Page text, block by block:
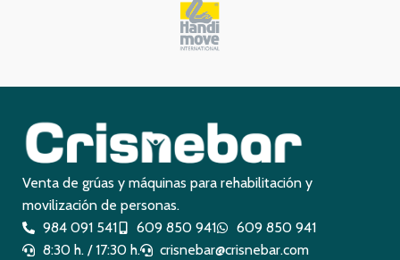
Venta de grúas y máquinas para rehabilitación y
movilización de personas.
984 091 541
609 850 941
609 850 941
8:30 h. / 17:30 h.
crisnebar@crisnebar.com